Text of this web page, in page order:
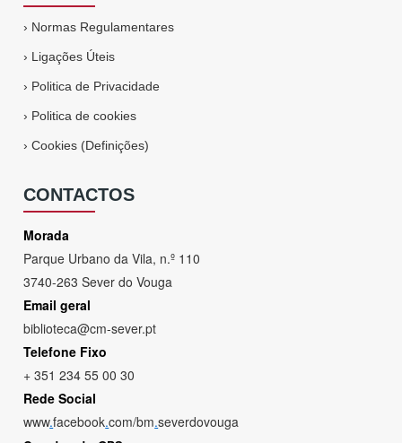
› Normas Regulamentares
› Ligações Úteis
› Politica de Privacidade
› Politica de cookies
›Cookies (Definições)
CONTACTOS
Morada
Parque Urbano da Vila, n.º 110
3740-263 Sever do Vouga
Email geral
biblioteca@cm-sever.pt
Telefone Fixo
+ 351 234 55 00 30
Rede Social
www.facebook.com/bm.severdovouga